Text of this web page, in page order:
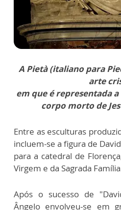
A Pietà (italiano para
arte
em que é representada
corpo morto de
Entre as esculturas
incluem-se a figura de
para a catedral de
Virgem e da Sagrada
Após o sucesso de
Ângelo envolveu-se em